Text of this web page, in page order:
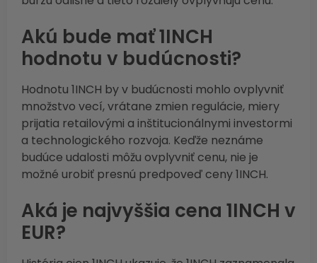
Akú bude mať 1INCH
hodnotu v budúcnosti?
Hodnotu 1INCH by v budúcnosti mohlo ovplyvniť
množstvo vecí, vrátane zmien regulácie, miery
prijatia retailovými a inštitucionálnymi investormi
a technologického rozvoja. Keďže neznáme
budúce udalosti môžu ovplyvniť cenu, nie je
možné urobiť presnú predpoveď ceny 1INCH.
Aká je najvyššia cena 1INCH v
EUR?